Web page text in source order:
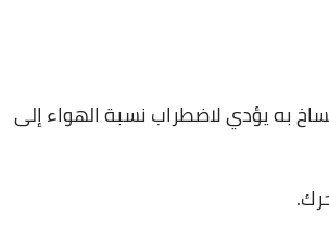
به يؤدي لاضطراب نسبة الهواء إلى